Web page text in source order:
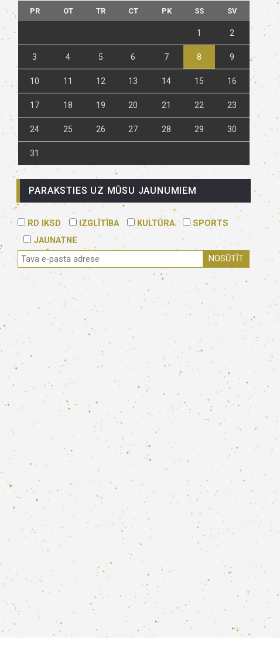
PR OT TR CT PK SS SV
1 2
3 4 5 6 7 8 9
10 11 12 13 14 15 16
17 18 19 20 21 22 23
24 25 26 27 28 29 30
31
PARAKSTIES UZ MŪSU JAUNUMIEM
RD IKSD IZGLĪTĪBA KULTŪRA
SPORTS
JAUNATNE
NOSŪTĪT